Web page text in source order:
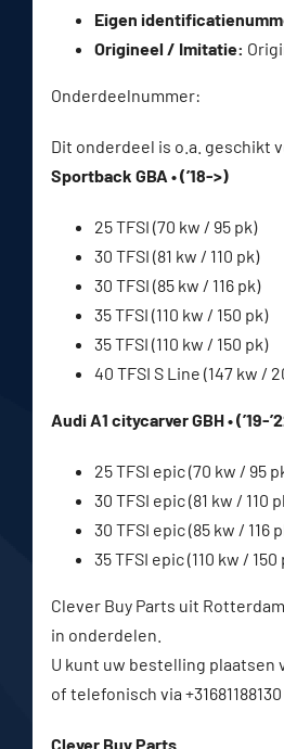
Eigen
Origineel / Imitatie:
Onderdeelnummer:
Dit onderdeel is o.a. geschikt
Sportback GBA • (’18->)
25 TFSI (70 kw / 95 pk)
30 TFSI (81 kw / 110 pk)
30 TFSI (85 kw / 116 pk)
35 TFSI (110 kw / 150 pk)
35 TFSI (110 kw / 150 pk)
40 TFSI S Line (147 kw /
Audi A1 citycarver GBH • (’19-
25 TFSI epic (70 kw / 95
30 TFSI epic (81 kw / 110
30 TFSI epic (85 kw / 116
35 TFSI epic (110 kw / 150
Clever Buy Parts uit
in onderdelen.
U kunt uw bestelling plaatsen
of telefonisch via +31681188130
Clever Buy Parts